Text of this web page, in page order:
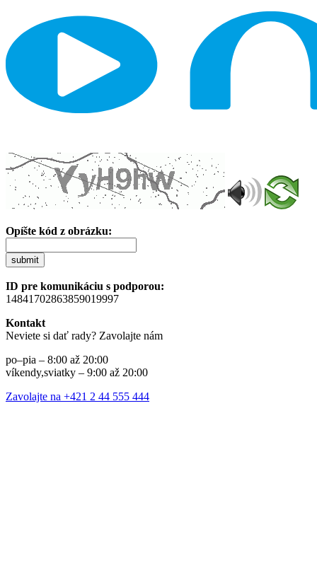
Opíšte kód z obrázku:
submit
ID pre komunikáciu s podporou:
14841702863859019997
Kontakt
Neviete si dať rady? Zavolajte nám
po–pia – 8:00 až 20:00
víkendy,sviatky – 9:00 až 20:00
Zavolajte na +421 2 44 555 444